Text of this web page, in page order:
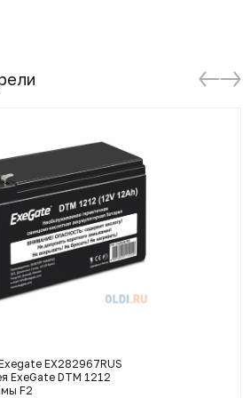
EX282967RUS
ExeGate DTM 1212
F2